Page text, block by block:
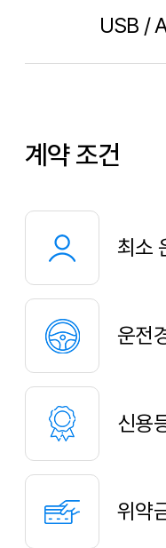
USB /
계약 조건
최소
운전
신용
위약